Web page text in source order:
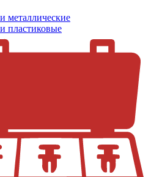
металлические
пластиковые